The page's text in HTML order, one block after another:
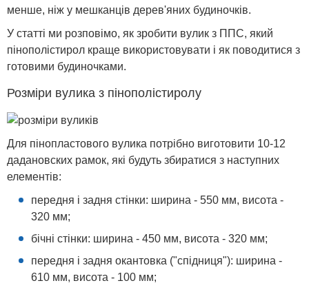
менше, ніж у мешканців дерев'яних будиночків.
У статті ми розповімо, як зробити вулик з ППС, який
пінополістирол краще використовувати і як поводитися з
готовими будиночками.
Розміри вулика з пінополістиролу
Для пінопластового вулика потрібно виготовити 10-12
дадановских рамок, які будуть збиратися з наступних
елементів:
передня і задня стінки: ширина - 550 мм, висота -
320 мм;
бічні стінки: ширина - 450 мм, висота - 320 мм;
передня і задня окантовка ("спідниця"): ширина -
610 мм, висота - 100 мм;